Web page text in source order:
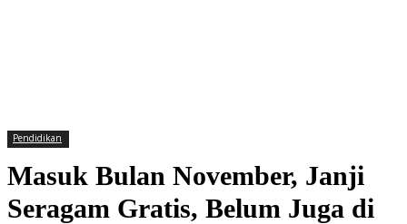
Pendidikan
Masuk Bulan November, Janji
Seragam Gratis, Belum Juga di